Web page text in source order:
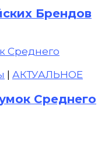
Брендов
АКТУАЛЬНОЕ
Среднего